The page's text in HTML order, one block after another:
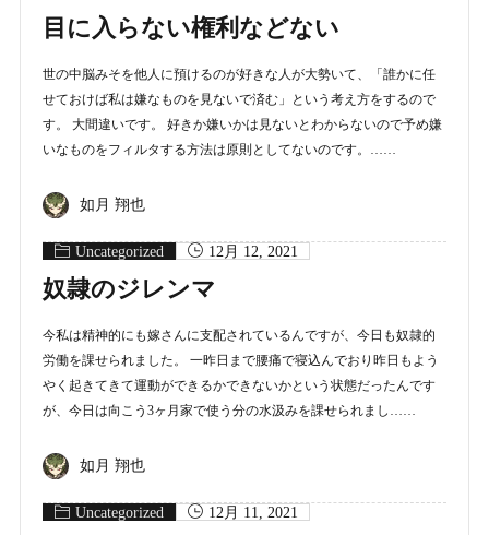
目に入らない権利などない
世の中脳みそを他人に預けるのが好きな人が大勢いて、「誰かに任
せておけば私は嫌なものを見ないで済む」という考え方をするので
す。 大間違いです。 好きか嫌いかは見ないとわからないので予め嫌
いなものをフィルタする方法は原則としてないのです。……
如月 翔也
Uncategorized 12月 12, 2021
奴隷のジレンマ
今私は精神的にも嫁さんに支配されているんですが、今日も奴隷的
労働を課せられました。 一昨日まで腰痛で寝込んでおり昨日もよう
やく起きてきて運動ができるかできないかという状態だったんです
が、今日は向こう3ヶ月家で使う分の水汲みを課せられまし……
如月 翔也
Uncategorized 12月 11, 2021